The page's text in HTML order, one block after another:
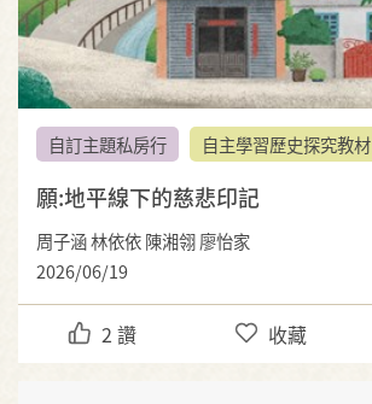
自訂主題私房行 自主學習歷史探究教材
願:地平線下的慈悲印記
周子涵 林依依 陳湘翎 廖怡家
2026/06/19
2 讚 收藏